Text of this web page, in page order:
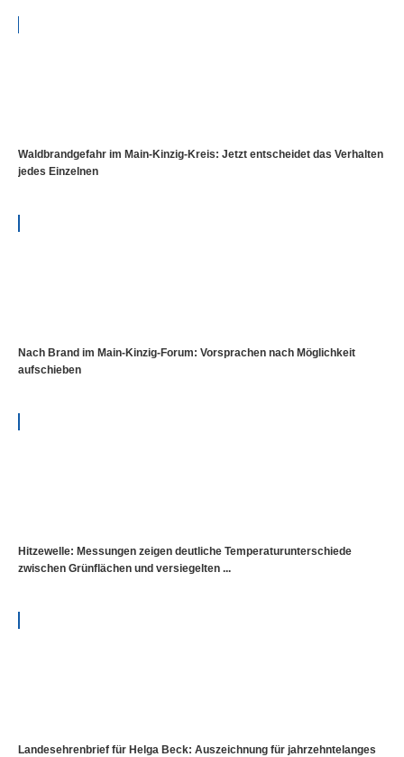
Waldbrandgefahr im Main-Kinzig-Kreis: Jetzt entscheidet das Verhalten
jedes Einzelnen
Nach Brand im Main-Kinzig-Forum: Vorsprachen nach Möglichkeit
aufschieben
Hitzewelle: Messungen zeigen deutliche Temperaturunterschiede
zwischen Grünflächen und versiegelten ...
Landesehrenbrief für Helga Beck: Auszeichnung für jahrzehntelanges